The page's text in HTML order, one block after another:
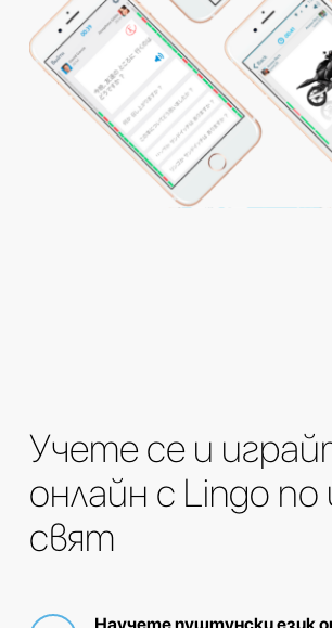
Учете се и
онлайн с Lingo по
свят